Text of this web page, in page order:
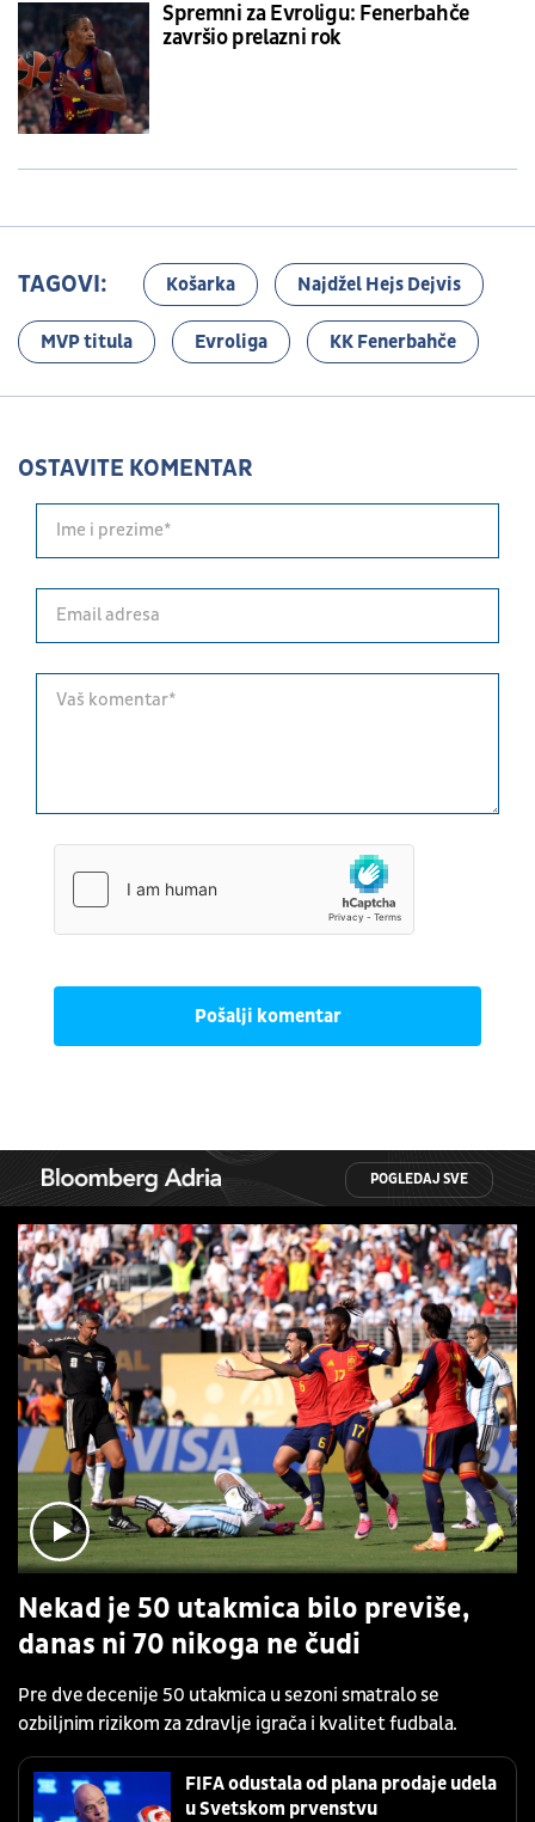
Spremni za Evroligu: Fenerbahče
završio prelazni rok
TAGOVI: Košarka Najdžel Hejs Dejvis
MVP titula Evroliga KK Fenerbahče
OSTAVITE KOMENTAR
Pošalji komentar
POGLEDAJ SVE
Nekad je 50 utakmica bilo previše,
danas ni 70 nikoga ne čudi
Pre dve decenije 50 utakmica u sezoni smatralo se
ozbiljnim rizikom za zdravlje igrača i kvalitet fudbala.
FIFA odustala od plana prodaje udela
u Svetskom prvenstvu